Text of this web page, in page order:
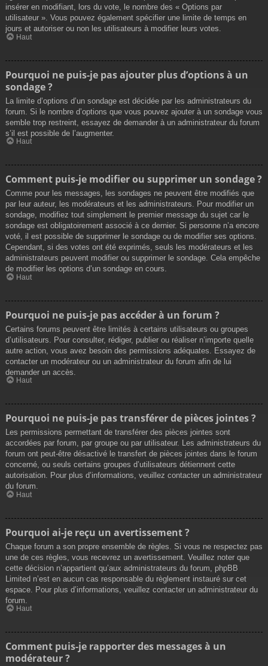
insérer en modifiant, lors du vote, le nombre des « Options par
utilisateur ». Vous pouvez également spécifier une limite de temps en
jours et autoriser ou non les utilisateurs à modifier leurs votes.
Haut
Pourquoi ne puis-je pas ajouter plus d’options à un
sondage ?
La limite d’options d’un sondage est décidée par les administrateurs du
forum. Si le nombre d’options que vous pouvez ajouter à un sondage vous
semble trop restreint, essayez de demander à un administrateur du forum
s’il est possible de l’augmenter.
Haut
Comment puis-je modifier ou supprimer un sondage ?
Comme pour les messages, les sondages ne peuvent être modifiés que
par leur auteur, les modérateurs et les administrateurs. Pour modifier un
sondage, modifiez tout simplement le premier message du sujet car le
sondage est obligatoirement associé à ce dernier. Si personne n’a encore
voté, il est possible de supprimer le sondage ou de modifier ses options.
Cependant, si des votes ont été exprimés, seuls les modérateurs et les
administrateurs peuvent modifier ou supprimer le sondage. Cela empêche
de modifier les options d’un sondage en cours.
Haut
Pourquoi ne puis-je pas accéder à un forum ?
Certains forums peuvent être limités à certains utilisateurs ou groupes
d’utilisateurs. Pour consulter, rédiger, publier ou réaliser n’importe quelle
autre action, vous avez besoin des permissions adéquates. Essayez de
contacter un modérateur ou un administrateur du forum afin de lui
demander un accès.
Haut
Pourquoi ne puis-je pas transférer de pièces jointes ?
Les permissions permettant de transférer des pièces jointes sont
accordées par forum, par groupe ou par utilisateur. Les administrateurs du
forum ont peut-être désactivé le transfert de pièces jointes dans le forum
concerné, ou seuls certains groupes d’utilisateurs détiennent cette
autorisation. Pour plus d’informations, veuillez contacter un administrateur
du forum.
Haut
Pourquoi ai-je reçu un avertissement ?
Chaque forum a son propre ensemble de règles. Si vous ne respectez pas
une de ces règles, vous recevrez un avertissement. Veuillez noter que
cette décision n’appartient qu’aux administrateurs du forum, phpBB
Limited n’est en aucun cas responsable du règlement instauré sur cet
espace. Pour plus d’informations, veuillez contacter un administrateur du
forum.
Haut
Comment puis-je rapporter des messages à un
modérateur ?